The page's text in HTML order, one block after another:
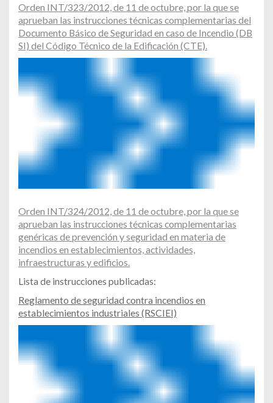
Orden INT/323/2012, de 11 de octubre, por la que se
aprueban las instrucciones técnicas complementarias del
Documento Básico de Seguridad en caso de Incendio (DB
SI) del Código Técnico de la Edificación (CTE).
Orden INT/324/2012, de 11 de octubre, por la que se
aprueban las instrucciones técnicas complementarias
genéricas de prevención y seguridad en materia de
incendios en establecimientos, actividades,
infraestructuras y edificios.
Lista de instrucciones publicadas:
Reglamento de seguridad contra incendios en
establecimientos industriales (RSCIEI)